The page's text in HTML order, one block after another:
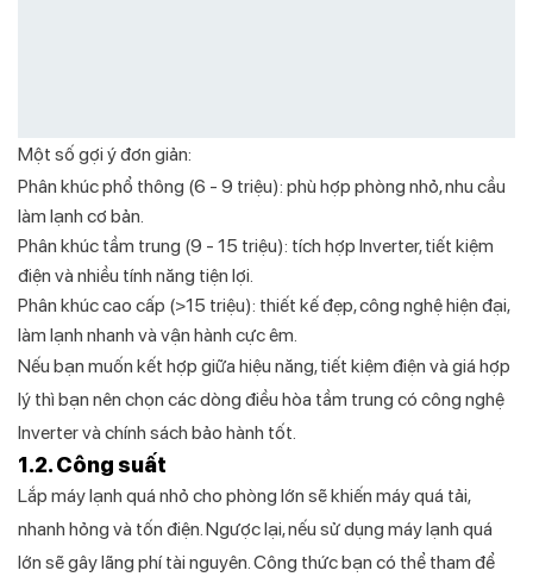
Một số gợi ý đơn giản:
Phân khúc phổ thông (6 - 9 triệu): phù hợp phòng nhỏ, nhu cầu
làm lạnh cơ bản.
Phân khúc tầm trung (9 - 15 triệu): tích hợp Inverter, tiết kiệm
điện và nhiều tính năng tiện lợi.
Phân khúc cao cấp (>15 triệu): thiết kế đẹp, công nghệ hiện đại,
làm lạnh nhanh và vận hành cực êm.
Nếu bạn muốn kết hợp giữa hiệu năng, tiết kiệm điện và giá hợp
lý thì bạn nên chọn các dòng điều hòa tầm trung có công nghệ
Inverter và chính sách bảo hành tốt.
1.2. Công suất
Lắp máy lạnh quá nhỏ cho phòng lớn sẽ khiến máy quá tải,
nhanh hỏng và tốn điện. Ngược lại, nếu sử dụng máy lạnh quá
lớn sẽ gây lãng phí tài nguyên. Công thức bạn có thể tham để